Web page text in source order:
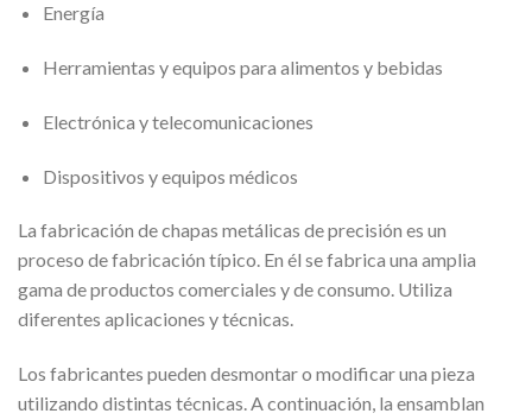
Energía
Herramientas y equipos para alimentos y bebidas
Electrónica y telecomunicaciones
Dispositivos y equipos médicos
La fabricación de chapas metálicas de precisión es un
proceso de fabricación típico. En él se fabrica una amplia
gama de productos comerciales y de consumo. Utiliza
diferentes aplicaciones y técnicas.
Los fabricantes pueden desmontar o modificar una pieza
utilizando distintas técnicas. A continuación, la ensamblan